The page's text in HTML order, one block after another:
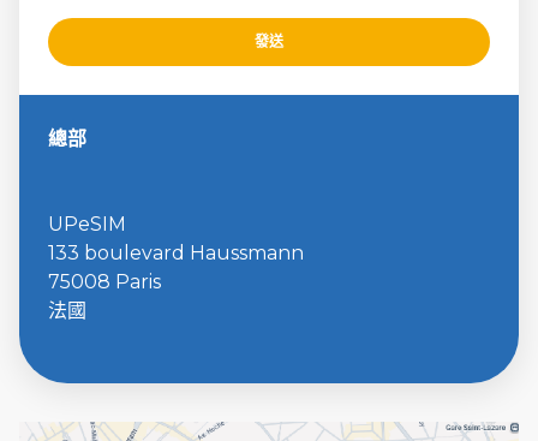
發送
總部
UPeSIM
133 boulevard Haussmann
75008 Paris
法國